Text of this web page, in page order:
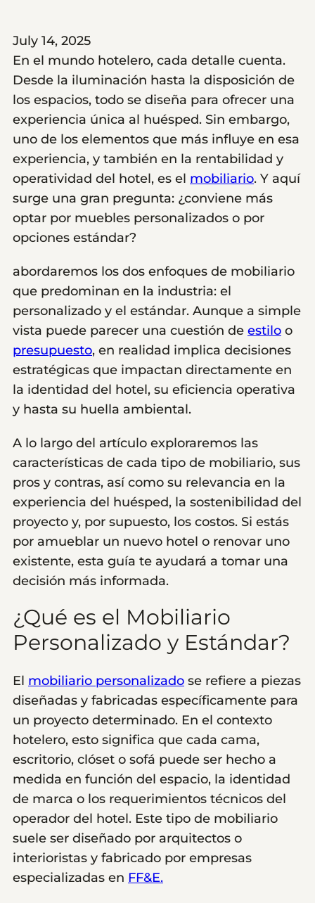
July 14, 2025
En el mundo hotelero, cada detalle cuenta.
Desde la iluminación hasta la disposición de
los espacios, todo se diseña para ofrecer una
experiencia única al huésped. Sin embargo,
uno de los elementos que más influye en esa
experiencia, y también en la rentabilidad y
operatividad del hotel, es el mobiliario. Y aquí
surge una gran pregunta: ¿conviene más
optar por muebles personalizados o por
opciones estándar?
abordaremos los dos enfoques de mobiliario
que predominan en la industria: el
personalizado y el estándar. Aunque a simple
vista puede parecer una cuestión de estilo o
presupuesto, en realidad implica decisiones
estratégicas que impactan directamente en
la identidad del hotel, su eficiencia operativa
y hasta su huella ambiental.
A lo largo del artículo exploraremos las
características de cada tipo de mobiliario, sus
pros y contras, así como su relevancia en la
experiencia del huésped, la sostenibilidad del
proyecto y, por supuesto, los costos. Si estás
por amueblar un nuevo hotel o renovar uno
existente, esta guía te ayudará a tomar una
decisión más informada.
¿Qué es el Mobiliario
Personalizado y Estándar?
El mobiliario personalizado se refiere a piezas
diseñadas y fabricadas específicamente para
un proyecto determinado. En el contexto
hotelero, esto significa que cada cama,
escritorio, clóset o sofá puede ser hecho a
medida en función del espacio, la identidad
de marca o los requerimientos técnicos del
operador del hotel. Este tipo de mobiliario
suele ser diseñado por arquitectos o
interioristas y fabricado por empresas
especializadas en FF&E.